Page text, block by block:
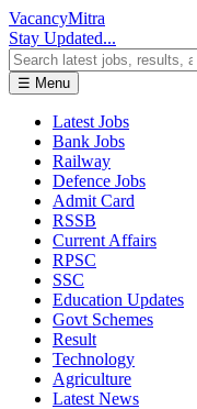
VacancyMitra
Stay Updated...
☰ Menu
Latest Jobs
Bank Jobs
Railway
Defence Jobs
Admit Card
RSSB
Current Affairs
RPSC
SSC
Education Updates
Govt Schemes
Result
Technology
Agriculture
Latest News